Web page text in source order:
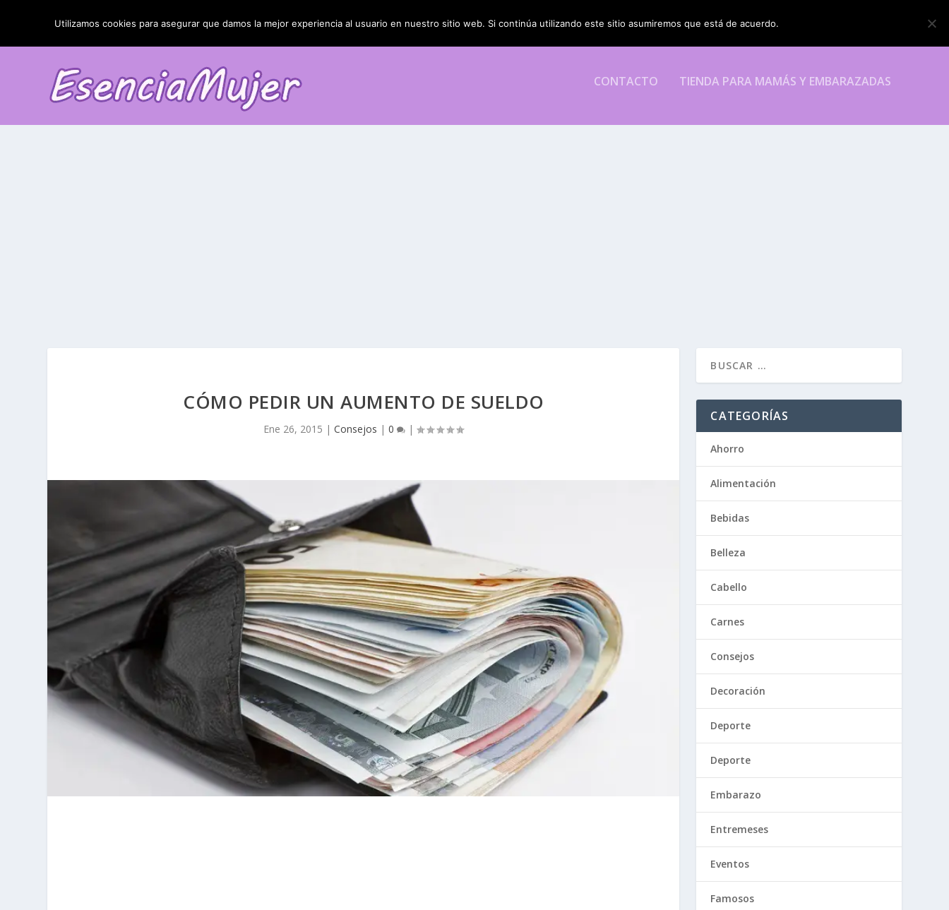
TENDENCIAS: La blefaroplastia y sus resultados
CONTACTO TIENDA PARA MAMÁS Y EMBARAZADAS
CÓMO PEDIR UN AUMENTO DE SUELDO
Ene 26, 2015 |Consejos |0 |
CATEGORÍAS
Ahorro
Alimentación
Bebidas
Belleza
Cabello
Carnes
Consejos
Decoración
Deporte
Deporte
Embarazo
Entremeses
Eventos
Famosos
Utilizamos cookies para asegurar que damos la mejor experiencia al usuario en nuestro sitio web. Si continúa utilizando este sitio asumiremos que está de acuerdo.